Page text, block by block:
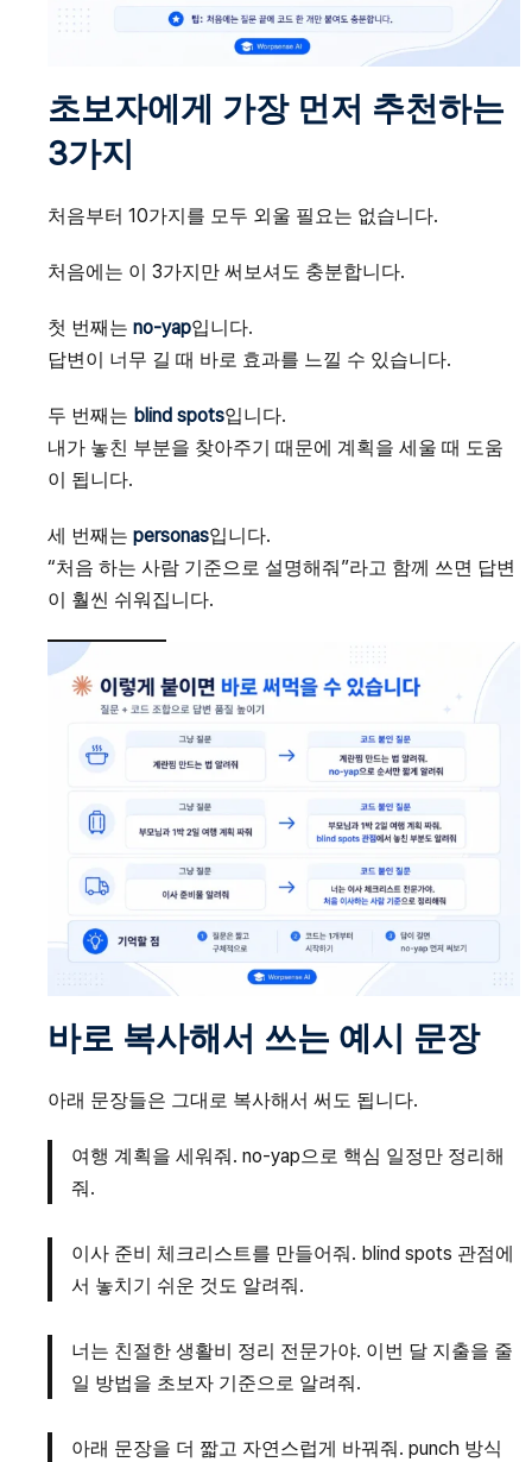
초보자에게 가장 먼저 추천하는
3가지
처음부터 10가지를 모두 외울 필요는 없습니다.
처음에는 이 3가지만 써보셔도 충분합니다.
첫 번째는 no-yap입니다.
답변이 너무 길 때 바로 효과를 느낄 수 있습니다.
두 번째는 blind spots입니다.
내가 놓친 부분을 찾아주기 때문에 계획을 세울 때 도움
이 됩니다.
세 번째는 personas입니다.
“처음 하는 사람 기준으로 설명해줘”라고 함께 쓰면 답변
이 훨씬 쉬워집니다.
바로 복사해서 쓰는 예시 문장
아래 문장들은 그대로 복사해서 써도 됩니다.
여행 계획을 세워줘. no-yap으로 핵심 일정만 정리해
줘.
이사 준비 체크리스트를 만들어줘. blind spots 관점에
서 놓치기 쉬운 것도 알려줘.
너는 친절한 생활비 정리 전문가야. 이번 달 지출을 줄
일 방법을 초보자 기준으로 알려줘.
아래 문장을 더 짧고 자연스럽게 바꿔줘. punch 방식